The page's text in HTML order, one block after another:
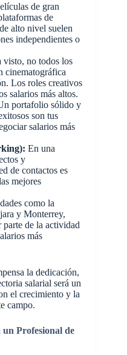
de gran
de
alto nivel suelen
independientes o
visto, no todos los
cinematográfica
Los roles creativos
salarios más altos.
portafolio sólido y
son tus
salarios más
En una
y
de contactos es
mejores
como la
y Monterrey,
parte de la actividad
más
la dedicación,
salarial será un
el crecimiento y la
campo.
Profesional de